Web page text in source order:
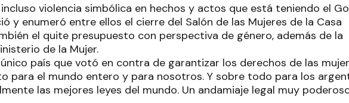
violencia simbólica en hechos y actos que está teniendo el
y enumeró entre ellos el cierre del Salón de las Mujeres de la Casa
el quite presupuesto con perspectiva de género, además de la
de la Mujer.
país que votó en contra de garantizar los derechos de las
para el mundo entero y para nosotros. Y sobre todo para los
las mejores leyes del mundo. Un andamiaje legal muy